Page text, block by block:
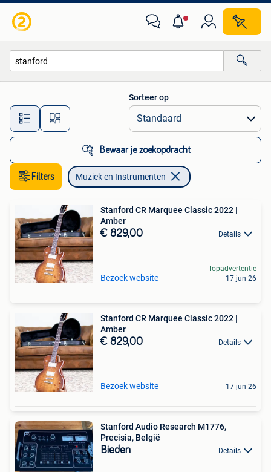
Alle afstanden…
Sorteer op
Bewaar je zoekopdracht
Filters Muziek en Instrumenten
Stanford CR Marquee Classic 2022 |
Amber
€ 829,00 Details
Bezoek website
Topadvertentie
17 jun 26
Stanford CR Marquee Classic 2022 |
Amber
€ 829,00 Details
Bezoek website 17 jun 26
Stanford Audio Research M1776,
Precisia, België
Bieden Details